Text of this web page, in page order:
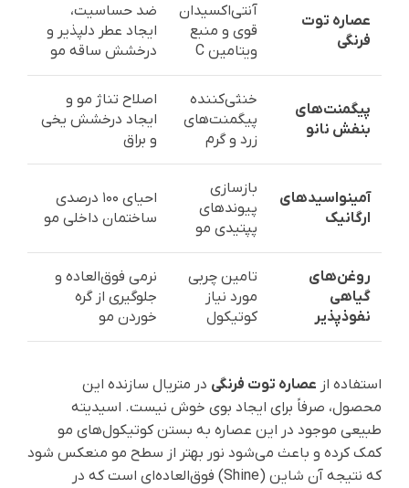
عصاره توت
فرنگی
آنتی‌اکسیدان
قوی و منبع
ویتامین C
ضد حساسیت،
ایجاد عطر دلپذیر و
درخشش ساقه مو
پیگمنت‌های
بنفش نانو
خنثی‌کننده
پیگمنت‌های
زرد و گرم
اصلاح تناژ مو و
ایجاد درخشش یخی
و براق
آمینواسیدهای
ارگانیک
بازسازی
پیوندهای
پپتیدی مو
احیای ۱۰۰ درصدی
ساختمان داخلی مو
روغن‌های
گیاهی
نفوذپذیر
تامین چربی
مورد نیاز
کوتیکول
نرمی فوق‌العاده و
جلوگیری از گره
خوردن مو
استفاده از عصاره توت فرنگی در متریال سازنده این
محصول، صرفاً برای ایجاد بوی خوش نیست. اسیدیته
طبیعی موجود در این عصاره به بستن کوتیکول‌های مو
کمک کرده و باعث می‌شود نور بهتر از سطح مو منعکس شود
که نتیجه آن شاین (Shine) فوق‌العاده‌ای است که در